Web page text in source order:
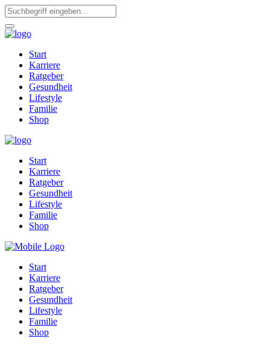
Start
Karriere
Ratgeber
Gesundheit
Lifestyle
Familie
Shop
Start
Karriere
Ratgeber
Gesundheit
Lifestyle
Familie
Shop
Start
Karriere
Ratgeber
Gesundheit
Lifestyle
Familie
Shop